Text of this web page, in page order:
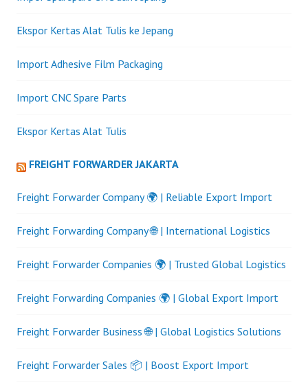
Ekspor Kertas Alat Tulis ke Jepang
Import Adhesive Film Packaging
Import CNC Spare Parts
Ekspor Kertas Alat Tulis
FREIGHT FORWARDER JAKARTA
Freight Forwarder Company 🌍 | Reliable Export Import
Freight Forwarding Company 🌐 | International Logistics
Freight Forwarder Companies 🌍 | Trusted Global Logistics
Freight Forwarding Companies 🌍 | Global Export Import
Freight Forwarder Business 🌐 | Global Logistics Solutions
Freight Forwarder Sales 📦 | Boost Export Import